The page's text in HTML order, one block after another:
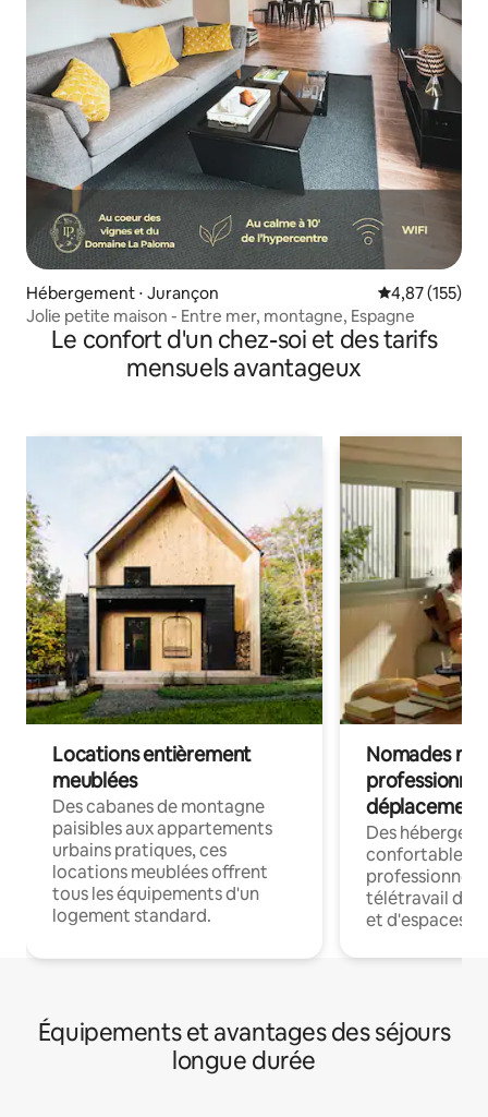
Hébergement ⋅ Jurançon Évaluation
4,87 (155)
Jolie petite maison - Entre mer, montagne, Espagne
Le confort d'un chez-soi et des tarifs
mensuels avantageux
Locations entièrement
meublées
Des cabanes de montagne
paisibles aux appartements
urbains pratiques, ces
locations meublées offrent
tous les équipements d'un
logement standard.
Nomades
déplacement
Des
confortables
professionnels
télétravail
et d'espaces
Équipements et avantages des séjours
longue durée